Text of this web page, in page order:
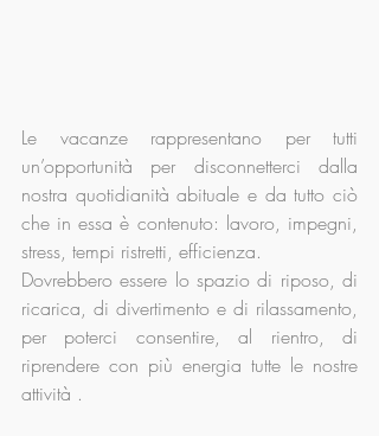
Le vacanze rappresentano per tutti
un’opportunità per disconnetterci dalla
nostra quotidianità abituale e da tutto ciò
che in essa è contenuto: lavoro, impegni,
stress, tempi ristretti, efficienza.
Dovrebbero essere lo spazio di riposo, di
ricarica, di divertimento e di rilassamento,
per poterci consentire, al rientro, di
riprendere con più energia tutte le nostre
attività .